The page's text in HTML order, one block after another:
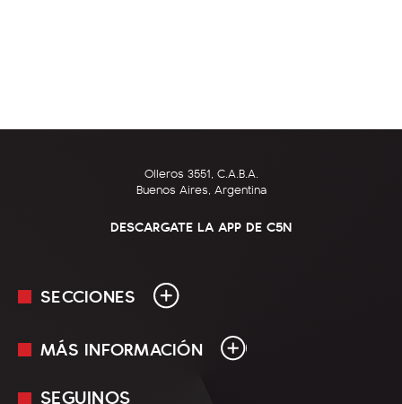
Olleros 3551, C.A.B.A.
Buenos Aires, Argentina
DESCARGATE LA APP DE C5N
SECCIONES
En Vivo
MÁS INFORMACIÓN
SEGUINOS